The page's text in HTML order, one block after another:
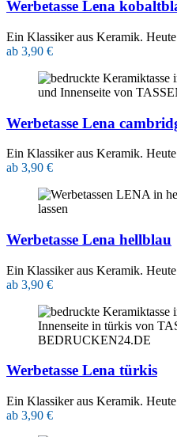
Werbetasse Lena
Ein Klassiker aus Keramik.
ab 3,90 €
Werbetasse Lena
Ein Klassiker aus Keramik.
ab 3,90 €
Werbetasse Lena hellblau
Ein Klassiker aus Keramik.
ab 3,90 €
Werbetasse Lena türkis
Ein Klassiker aus Keramik.
ab 3,90 €